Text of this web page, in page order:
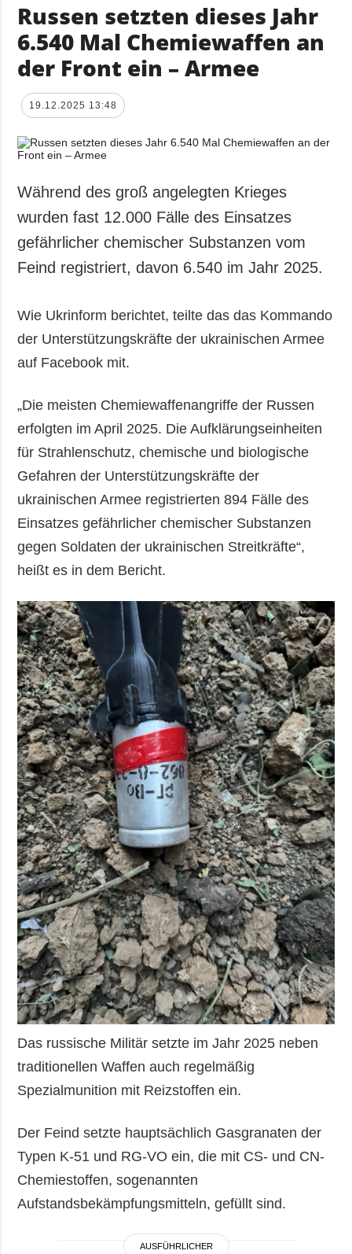
Russen setzten dieses Jahr
6.540 Mal Chemiewaffen an
der Front ein – Armee
19.12.2025 13:48
Während des groß angelegten Krieges
wurden fast 12.000 Fälle des Einsatzes
gefährlicher chemischer Substanzen vom
Feind registriert, davon 6.540 im Jahr 2025.
Wie Ukrinform berichtet, teilte das das Kommando
der Unterstützungskräfte der ukrainischen Armee
auf Facebook mit.
„Die meisten Chemiewaffenangriffe der Russen
erfolgten im April 2025. Die Aufklärungseinheiten
für Strahlenschutz, chemische und biologische
Gefahren der Unterstützungskräfte der
ukrainischen Armee registrierten 894 Fälle des
Einsatzes gefährlicher chemischer Substanzen
gegen Soldaten der ukrainischen Streitkräfte“,
heißt es in dem Bericht.
Das russische Militär setzte im Jahr 2025 neben
traditionellen Waffen auch regelmäßig
Spezialmunition mit Reizstoffen ein.
Der Feind setzte hauptsächlich Gasgranaten der
Typen K-51 und RG-VO ein, die mit CS- und CN-
Chemiestoffen, sogenannten
Aufstandsbekämpfungsmitteln, gefüllt sind.
AUSFÜHRLICHER